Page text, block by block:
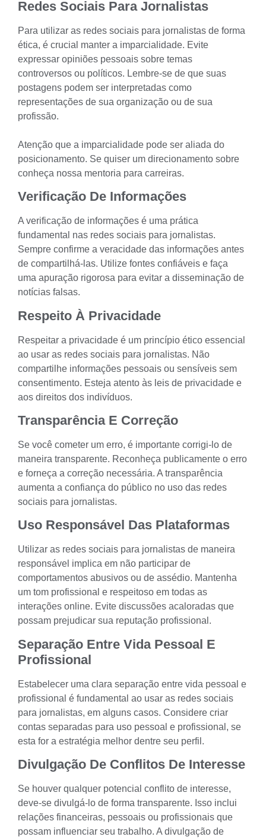
Redes Sociais Para Jornalistas
Para utilizar as redes sociais para jornalistas de forma
ética, é crucial manter a imparcialidade. Evite
expressar opiniões pessoais sobre temas
controversos ou políticos. Lembre-se de que suas
postagens podem ser interpretadas como
representações de sua organização ou de sua
profissão.
Atenção que a imparcialidade pode ser aliada do
posicionamento. Se quiser um direcionamento sobre
conheça nossa mentoria para carreiras.
Verificação De Informações
A verificação de informações é uma prática
fundamental nas redes sociais para jornalistas.
Sempre confirme a veracidade das informações antes
de compartilhá-las. Utilize fontes confiáveis e faça
uma apuração rigorosa para evitar a disseminação de
notícias falsas.
Respeito À Privacidade
Respeitar a privacidade é um princípio ético essencial
ao usar as redes sociais para jornalistas. Não
compartilhe informações pessoais ou sensíveis sem
consentimento. Esteja atento às leis de privacidade e
aos direitos dos indivíduos.
Transparência E Correção
Se você cometer um erro, é importante corrigi-lo de
maneira transparente. Reconheça publicamente o erro
e forneça a correção necessária. A transparência
aumenta a confiança do público no uso das redes
sociais para jornalistas.
Uso Responsável Das Plataformas
Utilizar as redes sociais para jornalistas de maneira
responsável implica em não participar de
comportamentos abusivos ou de assédio. Mantenha
um tom profissional e respeitoso em todas as
interações online. Evite discussões acaloradas que
possam prejudicar sua reputação profissional.
Separação Entre Vida Pessoal E
Profissional
Estabelecer uma clara separação entre vida pessoal e
profissional é fundamental ao usar as redes sociais
para jornalistas, em alguns casos. Considere criar
contas separadas para uso pessoal e profissional, se
esta for a estratégia melhor dentre seu perfil.
Divulgação De Conflitos De Interesse
Se houver qualquer potencial conflito de interesse,
deve-se divulgá-lo de forma transparente. Isso inclui
relações financeiras, pessoais ou profissionais que
possam influenciar seu trabalho. A divulgação de